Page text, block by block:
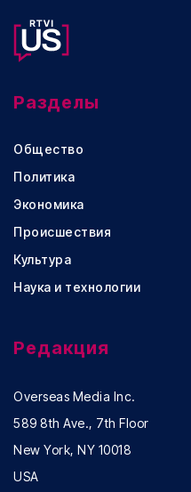
Разделы
Общество
Политика
Экономика
Происшествия
Культура
Наука и технологии
Редакция
Overseas Media Inc.
589 8th Ave., 7th Floor
New York, NY 10018
USA